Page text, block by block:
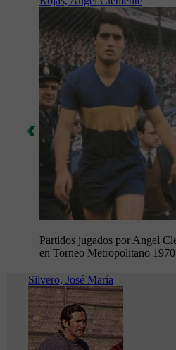
Partidos jugados por Angel
en Torneo Metropolitano 1970
Silvero, José María